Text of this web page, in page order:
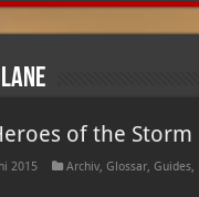
lane
of the Storm
2015 Archiv, Glossar, Guides,